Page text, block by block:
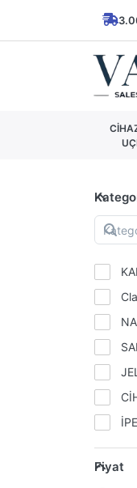
JEL
Fiyat